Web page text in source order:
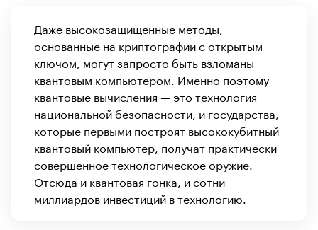
Даже высокозащищенные методы,
основанные на криптографии с открытым
ключом, могут запросто быть взломаны
квантовым компьютером. Именно поэтому
квантовые вычисления — это технология
национальной безопасности, и государства,
которые первыми построят высококубитный
квантовый компьютер, получат практически
совершенное технологическое оружие.
Отсюда и квантовая гонка, и сотни
миллиардов инвестиций в технологию.